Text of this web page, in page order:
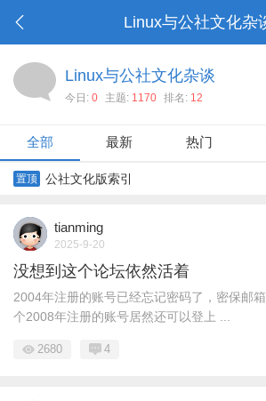
Linux与公社文化杂
Linux与公社文化杂谈
今日: 0 主题: 1170 排名: 12
全部 最新 热门
置顶 公社文化版索引
tianming
2025-9-20
没想到这个论坛依然活着
2004年注册的账号已经忘记密码了，密保邮
个2008年注册的账号居然还可以登上 ...
2680 4